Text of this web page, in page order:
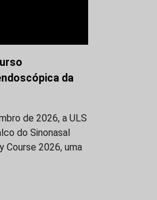
da
de 2026, a ULS
do Sinonasal
Course 2026, uma